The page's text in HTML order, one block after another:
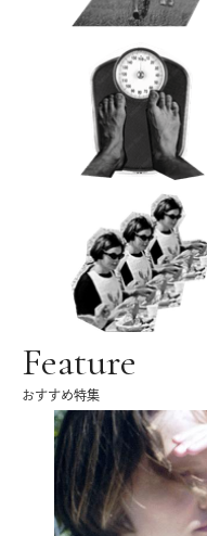
Feature
おすすめ特集